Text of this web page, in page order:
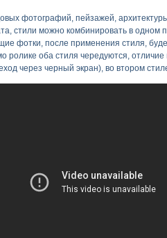
фотографий, пейзажей,
стили можно комбинировать в одном
фотки, после применения стиля,
оба стиля чередуются,
через черный экран), во втором